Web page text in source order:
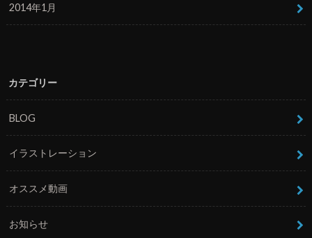
2014年1月
カテゴリー
BLOG
イラストレーション
オススメ動画
お知らせ